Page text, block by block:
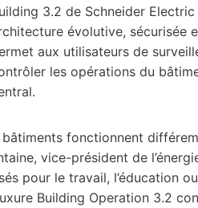
3.2 de Schneider
évolutive, sécurisée
aux utilisateurs de
les opérations du
fonctionnent
vice-président de
pour le travail, l’éducation
Building Operation 3.2